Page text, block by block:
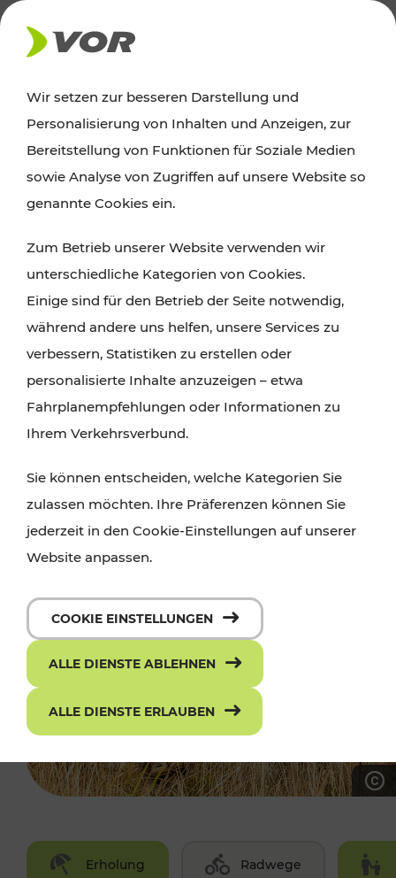
AKTUELLES
Ausflugstipps
Wien, Niederösterreich und das Burgenland
Wanderungen, Kultur und Gastronomie,
Radtouren oder purer Naturgenuss – viele
Attraktionen sind mit den Ticket- und Fahrplan-
Angeboten des VOR gut und schnell erreichbar.
Erholung Radwege
Wir setzen zur besseren Darstellung und
Personalisierung von Inhalten und Anzeigen, zur
Bereitstellung von Funktionen für Soziale Medien
sowie Analyse von Zugriffen auf unsere Website so
genannte Cookies ein.
Zum Betrieb unserer Website verwenden wir
unterschiedliche Kategorien von Cookies.
Einige sind für den Betrieb der Seite notwendig,
während andere uns helfen, unsere Services zu
verbessern, Statistiken zu erstellen oder
personalisierte Inhalte anzuzeigen – etwa
Fahrplanempfehlungen oder Informationen zu
Ihrem Verkehrsverbund.
Sie können entscheiden, welche Kategorien Sie
zulassen möchten. Ihre Präferenzen können Sie
jederzeit in den Cookie-Einstellungen auf unserer
Website anpassen.
COOKIE EINSTELLUNGEN
ALLE DIENSTE ABLEHNEN
ALLE DIENSTE ERLAUBEN